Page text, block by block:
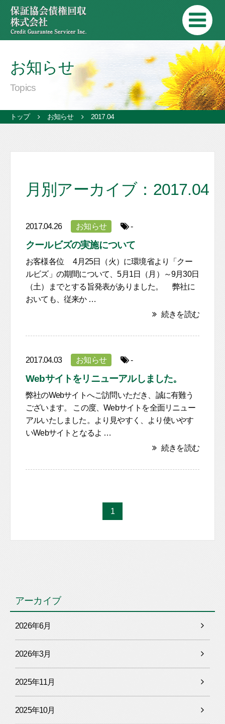
お知らせ
Topics
トップ お知らせ 2017.04
月別アーカイブ：2017.04
2017.04.26 お知らせ -
クールビズの実施について
お客様各位 4月25日（火）に環境省より「クー
ルビズ」の期間について、5月1日（月）～9月30日
（土）までとする旨発表がありました。 弊社に
おいても、従来か …
続きを読む
2017.04.03 お知らせ -
Webサイトをリニューアルしました。
弊社のWebサイトへご訪問いただき、誠に有難う
ございます。 この度、Webサイトを全面リニュー
アルいたしました。より見やすく、より使いやす
いWebサイトとなるよ …
続きを読む
1
アーカイブ
2026年6月
2026年3月
2025年11月
2025年10月